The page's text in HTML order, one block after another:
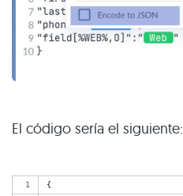
El código sería el siguiente:
{